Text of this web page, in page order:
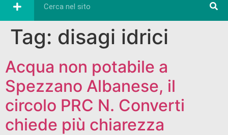
Tag: disagi idrici
Acqua non potabile a
Spezzano Albanese, il
circolo PRC N. Converti
chiede più chiarezza